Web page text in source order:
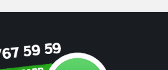
ara karar!